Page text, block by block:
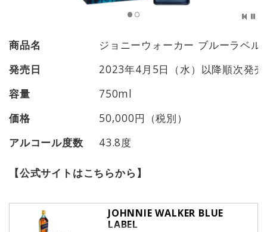
商品名
ジョニーウォーカー ブルーラベ
発売日
2023年4月5日（水）以降順次発売
容量
750ml
価格
50,000円（税別）
アルコール度数
43.8度
【公式サイトはこちらから】
JOHNNIE WALKER BLUE
LABEL